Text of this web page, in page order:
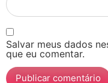
Salvar meus dados
que eu comentar.